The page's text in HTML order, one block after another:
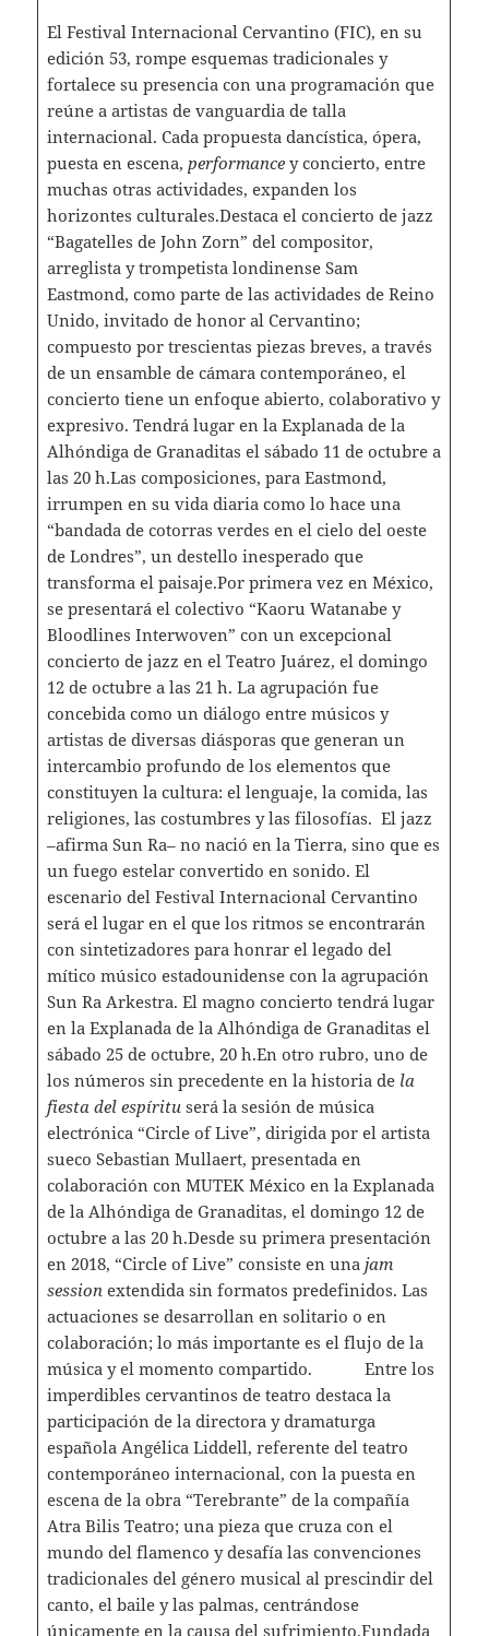
El Festival Internacional Cervantino (FIC), en su
edición 53, rompe esquemas tradicionales y
fortalece su presencia con una programación que
reúne a artistas de vanguardia de talla
internacional. Cada propuesta dancística, ópera,
puesta en escena, performancey concierto, entre
muchas otras actividades, expanden los
horizontes culturales.Destaca el concierto de jazz
“Bagatelles de John Zorn” del compositor,
arreglista y trompetista londinense Sam
Eastmond, como parte de las actividades de Reino
Unido, invitado de honor al Cervantino;
compuesto por trescientas piezas breves, a través
de un ensamble de cámara contemporáneo, el
concierto tiene un enfoque abierto, colaborativo y
expresivo. Tendrá lugar en la Explanada de la
Alhóndiga de Granaditas el sábado 11 de octubre a
las 20 h.Las composiciones, para Eastmond,
irrumpen en su vida diaria como lo hace una
“bandada de cotorras verdes en el cielo del oeste
de Londres”, un destello inesperado que
transforma el paisaje.Por primera vez en México,
se presentará el colectivo “Kaoru Watanabe y
Bloodlines Interwoven” con un excepcional
concierto de jazz en el Teatro Juárez, el domingo
12 de octubre a las 21 h. La agrupación fue
concebida como un diálogo entre músicos y
artistas de diversas diásporas que generan un
intercambio profundo de los elementos que
constituyen la cultura: el lenguaje, la comida, las
religiones, las costumbres y las filosofías. El jazz
–afirma Sun Ra– no nació en la Tierra, sino que es
un fuego estelar convertido en sonido. El
escenario del Festival Internacional Cervantino
será el lugar en el que los ritmos se encontrarán
con sintetizadores para honrar el legado del
mítico músico estadounidense con la agrupación
Sun Ra Arkestra. El magno concierto tendrá lugar
en la Explanada de la Alhóndiga de Granaditas el
sábado 25 de octubre, 20 h.En otro rubro, uno de
los números sin precedente en la historia de la
fiesta del espírituserá la sesión de música
electrónica “Circle of Live”, dirigida por el artista
sueco Sebastian Mullaert, presentada en
colaboración con MUTEK México en la Explanada
de la Alhóndiga de Granaditas, el domingo 12 de
octubre a las 20 h.Desde su primera presentación
en 2018, “Circle of Live” consiste en una jam
session extendida sin formatos predefinidos. Las
actuaciones se desarrollan en solitario o en
colaboración; lo más importante es el flujo de la
música y el momento compartido. Entre los
imperdibles cervantinos de teatro destaca la
participación de la directora y dramaturga
española Angélica Liddell, referente del teatro
contemporáneo internacional, con la puesta en
escena de la obra “Terebrante” de la compañía
Atra Bilis Teatro; una pieza que cruza con el
mundo del flamenco y desafía las convenciones
tradicionales del género musical al prescindir del
canto, el baile y las palmas, centrándose
únicamente en la causa del sufrimiento.Fundada